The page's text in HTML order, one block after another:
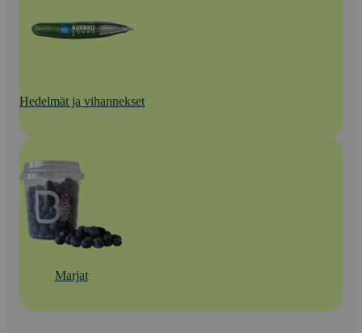
Hedelmät ja vihannekset
Marjat